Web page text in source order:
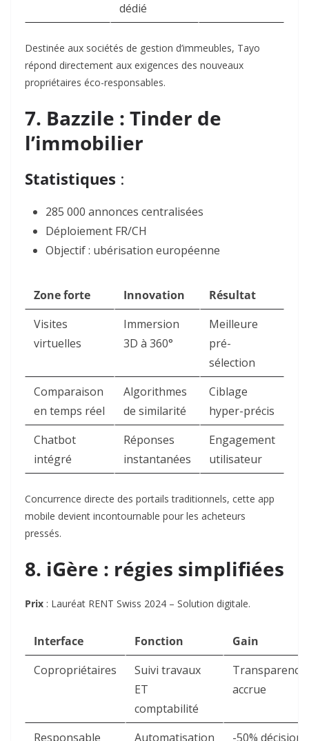
dédié
Destinée aux sociétés de gestion d’immeubles, Tayo
répond directement aux exigences des nouveaux
propriétaires éco-responsables.
7. Bazzile : Tinder de
l’immobilier
Statistiques :
285 000 annonces centralisées
Déploiement FR/CH
Objectif : ubérisation européenne
Zone forte Innovation
Résultat
Visites
virtuelles
Immersion
3D à 360°
Meilleure
pré-
sélection
Comparaison
en temps réel
Algorithmes
de similarité
Ciblage
hyper-précis
Chatbot
intégré
Réponses
instantanées
Engagement
utilisateur
Concurrence directe des portails traditionnels, cette app
mobile devient incontournable pour les acheteurs
pressés.
8. iGère : régies simplifiées
Prix : Lauréat RENT Swiss 2024 – Solution digitale.
Interface Fonction
Gain
Copropriétaires
Suivi travaux
ET
comptabilité
Transparence
accrue
Responsable Automatisation -50% décisions